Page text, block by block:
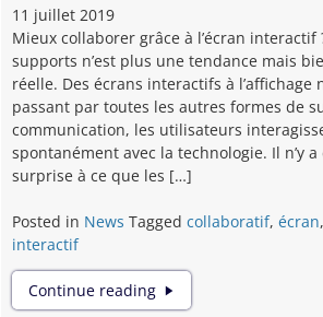
11 juillet 2019
Mieux collaborer grâce à l’écran interactif
supports n’est plus une tendance mais
réelle. Des écrans interactifs à l’affichage
passant par toutes les autres formes de
communication, les utilisateurs
spontanément avec la technologie. Il n’y
surprise à ce que les […]
Posted in News Tagged collaboratif, écran,
interactif
Continue reading
Mieux
collaborer